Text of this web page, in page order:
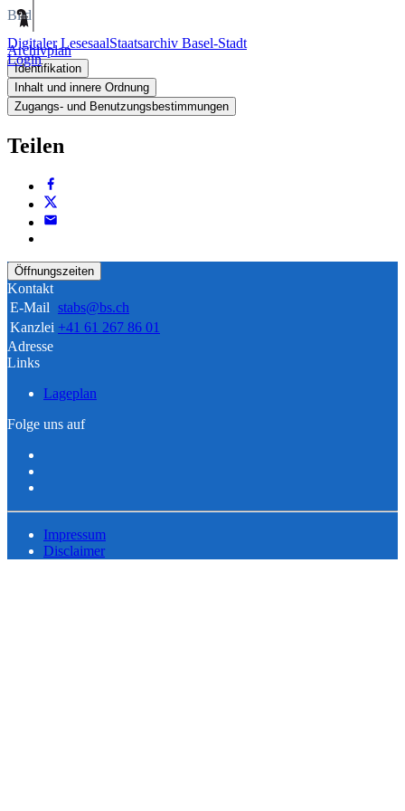
Digitaler LesesaalStaatsarchiv Basel-Stadt
Login
Bild
Archivplan
Identifikation
Inhalt und innere Ordnung
Zugangs- und Benutzungsbestimmungen
Teilen
Öffnungszeiten
Kontakt
E-Mail stabs@bs.ch
Kanzlei +41 61 267 86 01
Adresse
Links
Lageplan
Folge uns auf
Impressum
Disclaimer